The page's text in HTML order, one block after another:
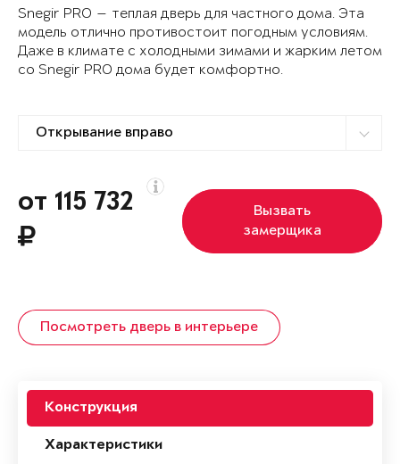
Snegir PRO — теплая дверь для частного дома. Эта
модель отлично противостоит погодным условиям.
Даже в климате с холодными зимами и жарким летом
со Snegir PRO дома будет комфортно.
от 115 732
Вызвать
замерщика
Посмотреть дверь в интерьере
Конструкция
Характеристики